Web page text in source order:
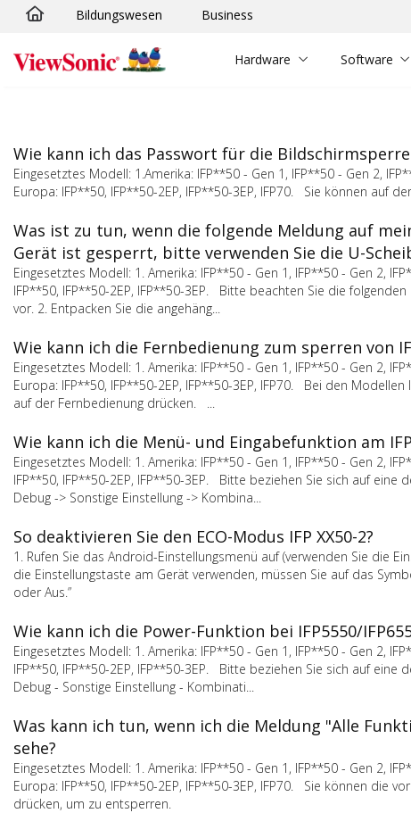
Skip to main content
Bildungswesen Business
Hardware Software
Wie kann ich das Passwort für die Bildschirmsperre
Eingesetztes Modell: 1.Amerika: IFP**50 - Gen 1, IFP**50 - Gen 2,
Europa: IFP**50, IFP**50-2EP, IFP**50-3EP, IFP70. Sie können auf
Was ist zu tun, wenn die folgende Meldung auf
Gerät ist gesperrt, bitte verwenden Sie die U-
Eingesetztes Modell: 1. Amerika: IFP**50 - Gen 1, IFP**50 - Gen 2,
IFP**50, IFP**50-2EP, IFP**50-3EP. Bitte beachten Sie die
vor. 2. Entpacken Sie die angehäng...
Wie kann ich die Fernbedienung zum sperren von
Eingesetztes Modell: 1. Amerika: IFP**50 - Gen 1, IFP**50 - Gen 2,
Europa: IFP**50, IFP**50-2EP, IFP**50-3EP, IFP70. Bei den
auf der Fernbedienung drücken. ...
Wie kann ich die Menü- und Eingabefunktion am
Eingesetztes Modell: 1. Amerika: IFP**50 - Gen 1, IFP**50 - Gen 2,
IFP**50, IFP**50-2EP, IFP**50-3EP. Bitte beziehen Sie sich auf
Debug -> Sonstige Einstellung -> Kombina...
So deaktivieren Sie den ECO-Modus IFP XX50-2?
1. Rufen Sie das Android-Einstellungsmenü auf (verwenden Sie die
die Einstellungstaste am Gerät verwenden, müssen Sie auf das
oder Aus.”
Wie kann ich die Power-Funktion bei IFP5550/
Eingesetztes Modell: 1. Amerika: IFP**50 - Gen 1, IFP**50 - Gen 2,
IFP**50, IFP**50-2EP, IFP**50-3EP. Bitte beziehen Sie sich auf
Debug - Sonstige Einstellung - Kombinati...
Was kann ich tun, wenn ich die Meldung "Alle
sehe?
Eingesetztes Modell: 1. Amerika: IFP**50 - Gen 1, IFP**50 - Gen 2,
Europa: IFP**50, IFP**50-2EP, IFP**50-3EP, IFP70. Sie können die
drücken, um zu entsperren.